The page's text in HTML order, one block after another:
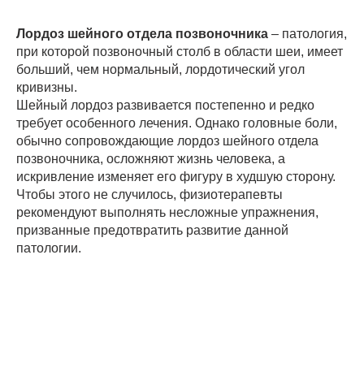
Лордоз шейного отдела позвоночника – патология,
при которой позвоночный столб в области шеи, имеет
больший, чем нормальный, лордотический угол
кривизны.
Шейный лордоз развивается постепенно и редко
требует особенного лечения. Однако головные боли,
обычно сопровождающие лордоз шейного отдела
позвоночника, осложняют жизнь человека, а
искривление изменяет его фигуру в худшую сторону.
Чтобы этого не случилось, физиотерапевты
рекомендуют выполнять несложные упражнения,
призванные предотвратить развитие данной
патологии.